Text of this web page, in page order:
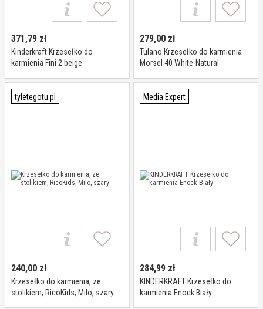
371,79 zł
Kinderkraft Krzesełko do
karmienia Fini 2 beige
279,00 zł
Tulano Krzesełko do karmienia
Morsel 40 White-Natural
tyletegotu.pl
240,00 zł
Krzesełko do karmienia, ze
stolikiem, RicoKids, Milo, szary
Media Expert
284,99 zł
KINDERKRAFT Krzesełko do
karmienia Enock Biały